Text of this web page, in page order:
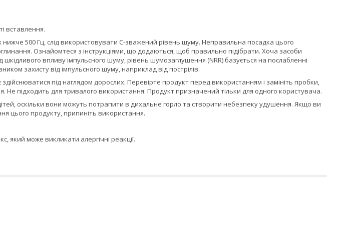
вставлення.
500 Гц, слід використовувати C-зважений рівень шуму. Неправильна посадка цього
Ознайомтеся з інструкціями, що додаються, щоб правильно підібрати. Хоча засоби
впливу імпульсного шуму, рівень шумозаглушення (NRR) базується на послабленні
захисту від імпульсного шуму, наприклад від пострілів.
під наглядом дорослих. Перевірте продукт перед використанням і замініть пробки,
підходить для тривалого використання. Продукт призначений тільки для одного користувача.
оскільки вони можуть потрапити в дихальне горло та створити небезпеку удушення. Якщо ви
цього продукту, припиніть використання.
який може викликати алергічні реакції.